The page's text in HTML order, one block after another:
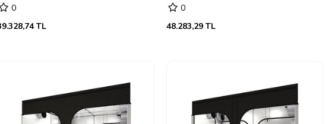
0
TL
0
48.283,29 TL